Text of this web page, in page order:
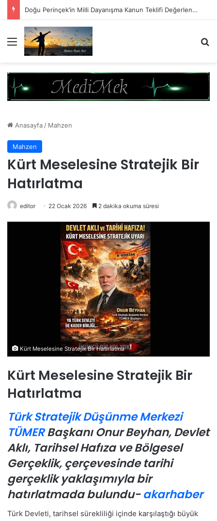
Doğu Perinçek’in Milli Dayanışma Kanun Teklifi Değerlendirmesi
Menü
Anasayfa / Mahzen
Mahzen
Kürt Meselesine Stratejik Bir
Hatırlatma
editor 22 Ocak 2026 2 dakika okuma süresi
Kürt Meselesine Stratejik Bir Hatırlatma
Kürt Meselesine Stratejik Bir
Hatırlatma
Türk Stratejik Düşünme Merkezi
TÜMERBaşkanı Onur Beyhan, Devlet
Aklı, Tarihsel Hafıza ve Bölgesel
Gerçeklik, çerçevesinde tarihi
gerçeklik yaklaşımıyla bir
hatırlatmada bulundu-akarhaber
Türk Devleti, tarihsel sürekliliği içinde karşılaştığı büyük